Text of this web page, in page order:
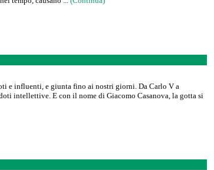
e influenti, e giunta fino ai nostri giorni. Da Carlo V a
intellettive. E con il nome di Giacomo Casanova, la gotta si